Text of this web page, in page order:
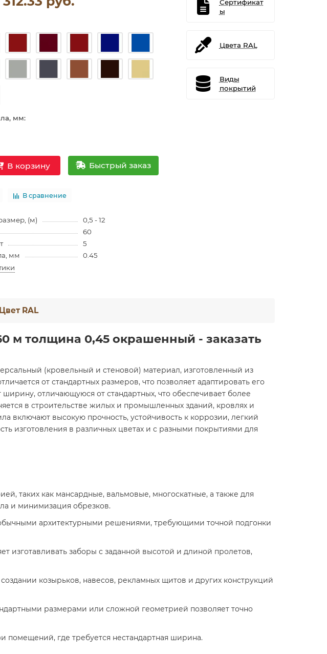
мм:
В корзину Быстрый заказ
В сравнение
(м)
0,5 - 12
60
5
мм
0.45
Сертификат
ы
Цвета RAL
Виды
покрытий
Цвет RAL
м толщина 0,45 окрашенный - заказать
(кровельный и стеновой) материал, изготовленный из
от стандартных размеров, что позволяет адаптировать его
отличающуюся от стандартных, что обеспечивает более
в строительстве жилых и промышленных зданий, кровлях и
включают высокую прочность, устойчивость к коррозии, легкий
изготовления в различных цветах и с разными покрытиями для
таких как мансардные, вальмовые, многоскатные, а также для
и минимизация обрезков.
архитектурными решениями, требующими точной подгонки
изготавливать заборы с заданной высотой и длиной пролетов,
козырьков, навесов, рекламных щитов и других конструкций
размерами или сложной геометрией позволяет точно
помещений, где требуется нестандартная ширина.